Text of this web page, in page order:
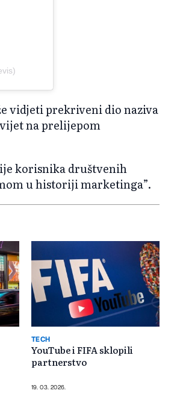
vidjeti prekriveni dio naziva
na prelijepom
korisnika društvenih
u historiji marketinga”.
TECH
YouTube i FIFA sklopili
partnerstvo
19. 03. 2026.